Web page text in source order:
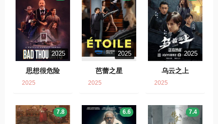
2025
思想很危险
2025
2025
芭蕾之星
2025
2025
乌云之上
2025
7.8 6.6 7.4